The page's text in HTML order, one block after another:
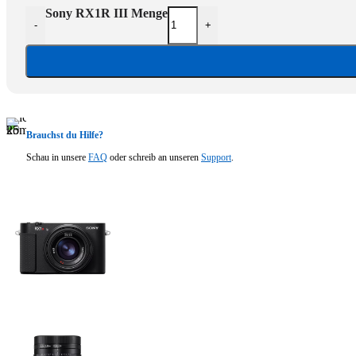
-
Sony RX1R III Menge
+
Brauchst du Hilfe?
Schau in unsere FAQ oder schreib an unseren Support